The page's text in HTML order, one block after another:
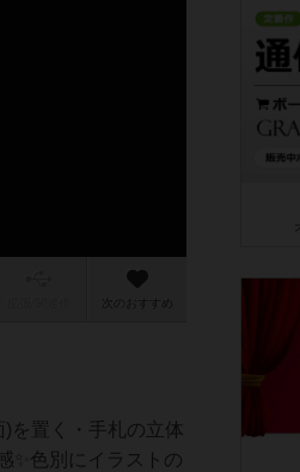
次のおすすめ
を置く・手札の立体
✨色別にイラストの